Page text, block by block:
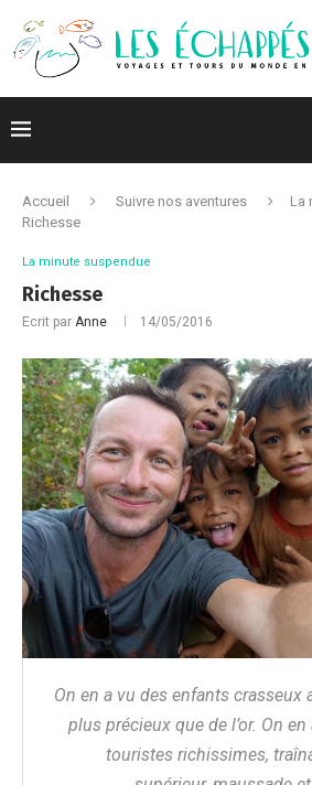
Accueil Suivre nos aventures
La
Richesse
La minute suspendue
Richesse
Ecrit par Anne 14/05/2016
On en a vu des enfants crasseux
plus précieux que de l’or. On
touristes richissimes,